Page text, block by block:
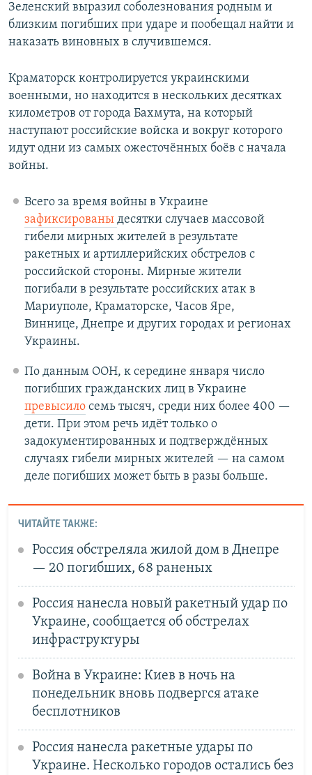
Зеленский выразил соболезнования родным и
близким погибших при ударе и пообещал найти и
наказать виновных в случившемся.
Краматорск контролируется украинскими
военными, но находится в нескольких десятках
километров от города Бахмута, на который
наступают российские войска и вокруг которого
идут одни из самых ожесточённых боёв с начала
войны.
Всего за время войны в Украине
зафиксированы десятки случаев массовой
гибели мирных жителей в результате
ракетных и артиллерийских обстрелов с
российской стороны. Мирные жители
погибали в результате российских атак в
Мариуполе, Краматорске, Часов Яре,
Виннице, Днепре и других городах и регионах
Украины.
По данным ООН, к середине января число
погибших гражданских лиц в Украине
превысилосемь тысяч, среди них более 400 —
дети. При этом речь идёт только о
задокументированных и подтверждённых
случаях гибели мирных жителей — на самом
деле погибших может быть в разы больше.
ЧИТАЙТЕ ТАКЖЕ:
Россия обстреляла жилой дом в Днепре
— 20 погибших, 68 раненых
Россия нанесла новый ракетный удар по
Украине, сообщается об обстрелах
инфраструктуры
Война в Украине: Киев в ночь на
понедельник вновь подвергся атаке
бесплотников
Россия нанесла ракетные удары по
Украине. Несколько городов остались без